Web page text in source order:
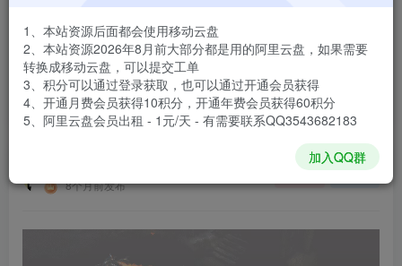
免费
登录购买
安装包大小
游戏本体大小
54.11 GB
8个月前发布
1、本站资源后面都会使用移动云盘
2、本站资源2026年8月前大部分都是用的阿里云盘，如果需要
转换成移动云盘，可以提交工单
3、积分可以通过登录获取，也可以通过开通会员获得
4、开通月费会员获得10积分，开通年费会员获得60积分
5、阿里云盘会员出租 - 1元/天 - 有需要联系QQ3543682183
加入QQ群